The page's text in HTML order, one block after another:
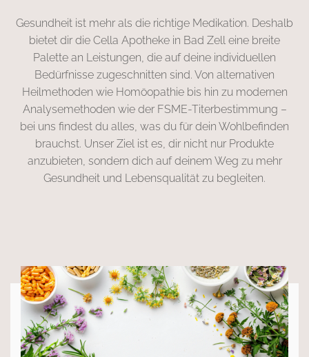
Gesundheit ist mehr als die richtige Medikation. Deshalb
bietet dir die Cella Apotheke in Bad Zell eine breite
Palette an Leistungen, die auf deine individuellen
Bedürfnisse zugeschnitten sind. Von alternativen
Heilmethoden wie Homöopathie bis hin zu modernen
Analysemethoden wie der FSME-Titerbestimmung –
bei uns findest du alles, was du für dein Wohlbefinden
brauchst. Unser Ziel ist es, dir nicht nur Produkte
anzubieten, sondern dich auf deinem Weg zu mehr
Gesundheit und Lebensqualität zu begleiten.